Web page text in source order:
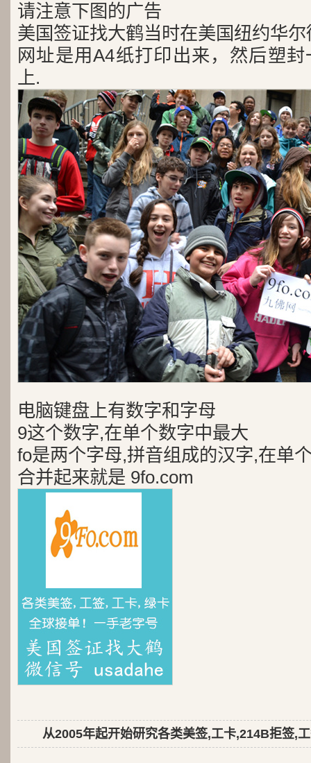
请注意下图的广告
美国签证找大鹤当时在美国纽约华
网址是用A4纸打印出来，然后塑
上.
电脑键盘上有数字和字母
9这个数字,在单个数字中最大
fo是两个字母,拼音组成的汉字,在单
合并起来就是 9fo.com
从2005年起开始研究各类美签,工卡,214B拒签,